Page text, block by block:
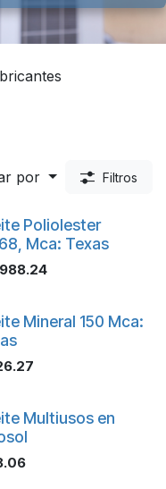
por
Filtros
Poliolester
Mca: Texas
Mineral 150 Mca:
Multiusos en